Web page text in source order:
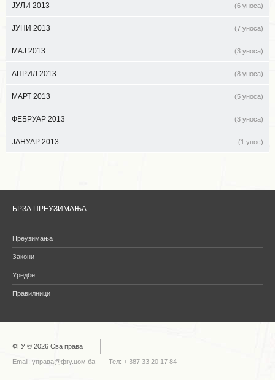
ЈУЛИ 2013 (6 уноса)
ЈУНИ 2013 (7 уноса)
МАЈ 2013 (3 уноса)
АПРИЛ 2013 (8 уноса)
МАРТ 2013 (5 уноса)
ФЕБРУАР 2013 (3 уноса)
ЈАНУАР 2013 (1 унос)
БРЗА ПРЕУЗИМАЊА
Преузимања
Закони
Уредбе
Правилници
ФГУ © 2026 Сва права
Email: управа@фгу.цом.ба Тел: + 387 33 20 17 84